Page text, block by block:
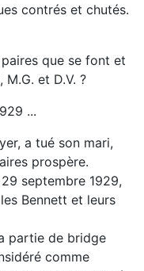
contrés et chutés.
que se font et
et D.V. ?
...
a tué son mari,
prospère.
septembre 1929,
Bennett et leurs
partie de bridge
comme